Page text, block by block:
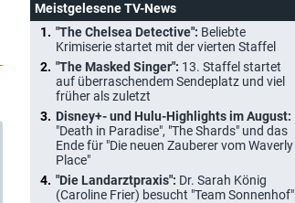
Meistgelesene TV-News
"The Chelsea Detective": Beliebte
Krimiserie startet mit der vierten Staffel
"The Masked Singer": 13. Staffel startet
auf überraschendem Sendeplatz und viel
früher als zuletzt
Disney+- und Hulu-Highlights im August:
"Death in Paradise", "The Shards" und das
Ende für "Die neuen Zauberer vom Waverly
Place"
"Die Landarztpraxis": Dr. Sarah König
(Caroline Frier) besucht "Team Sonnenhof"